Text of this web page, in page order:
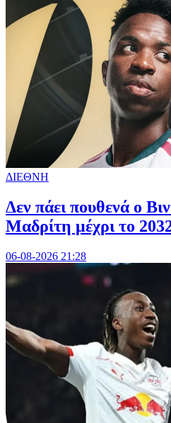
ΔΙΕΘΝΗ
Δεν πάει πουθενά ο
Μαδρίτη μέχρι το
06-08-2026 21:28